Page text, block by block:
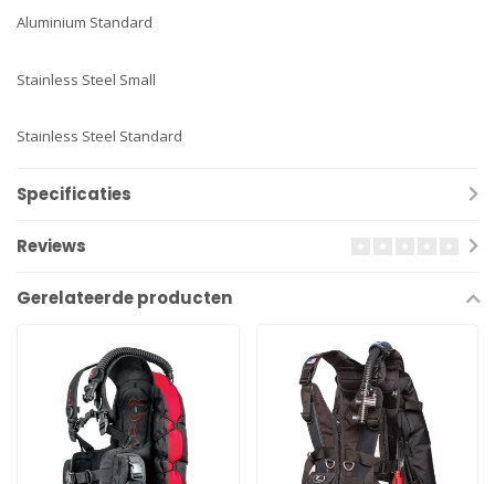
Aluminium Standard
Stainless Steel Small
Stainless Steel Standard
Specificaties
Reviews
Gerelateerde producten